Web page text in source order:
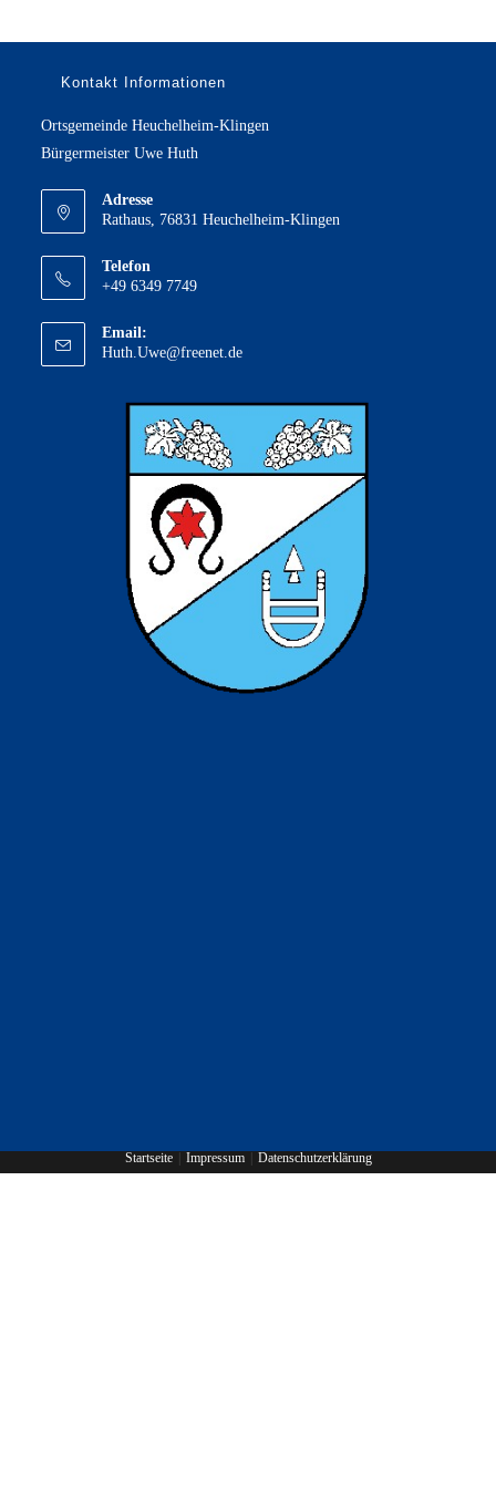
Kontakt Informationen
Ortsgemeinde Heuchelheim-Klingen
Bürgermeister Uwe Huth
Adresse
Rathaus, 76831 Heuchelheim-Klingen
Telefon
+49 6349 7749
Email:
Huth.Uwe@freenet.deOpens
application
Startseite Impressum Datenschutzerklärung